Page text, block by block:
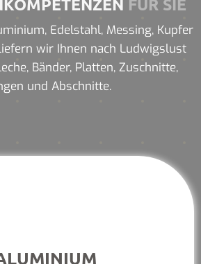
FÜR SIE
Edelstahl, Messing, Kupfer
wir Ihnen nach Ludwigslust
Bänder, Platten, Zuschnitte,
und Abschnitte.